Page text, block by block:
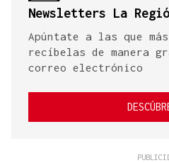
Newsletters La
Apúntate a las que
recíbelas de manera
correo electrónico